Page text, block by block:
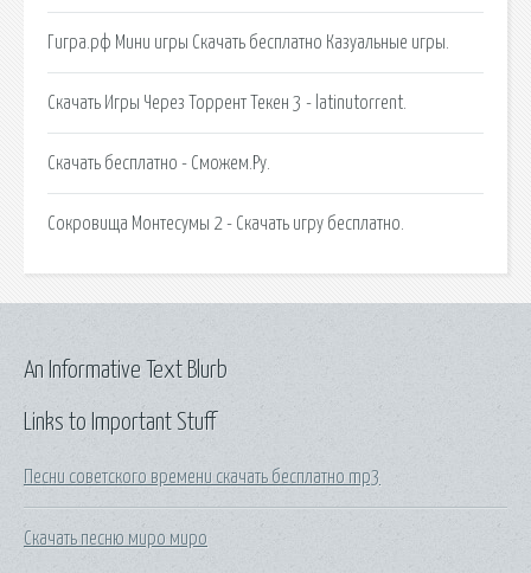
Гигра.рф Мини игры Скачать бесплатно Казуальные игры.
Скачать Игры Через Торрент Текен 3 - latinutorrent.
Скачать бесплатно - Сможем.Ру.
Сокровища Монтесумы 2 - Скачать игру бесплатно.
Links to Important Stuff
Песни советского времени скачать бесплатно mp3
Скачать песню миро миро
An Informative Text Blurb